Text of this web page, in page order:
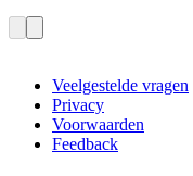
Veelgestelde vragen
Privacy
Voorwaarden
Feedback